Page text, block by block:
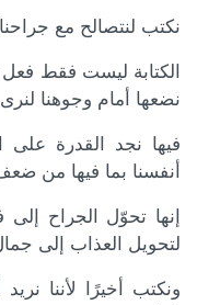
نكتب لنتصالح مع
الكتابة ليست فقط
نضعها أمام وجوهنا
فيها نجد القدرة على
أنفسنا بما فيها من
إنها تحوّل الجراح
لتحويل العذاب إلى
ونكتب أخيرًا لأننا